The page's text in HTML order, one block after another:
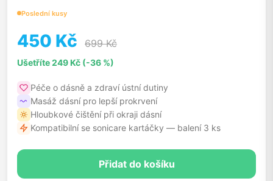
Poslední kusy
450 Kč 699 Kč
Ušetříte 249 Kč (-36 %)
Péče o dásně a zdraví ústní dutiny
Masáž dásní pro lepší prokrvení
Hloubkové čištění při okraji dásní
Kompatibilní se sonicare kartáčky — balení 3 ks
Přidat do košíku